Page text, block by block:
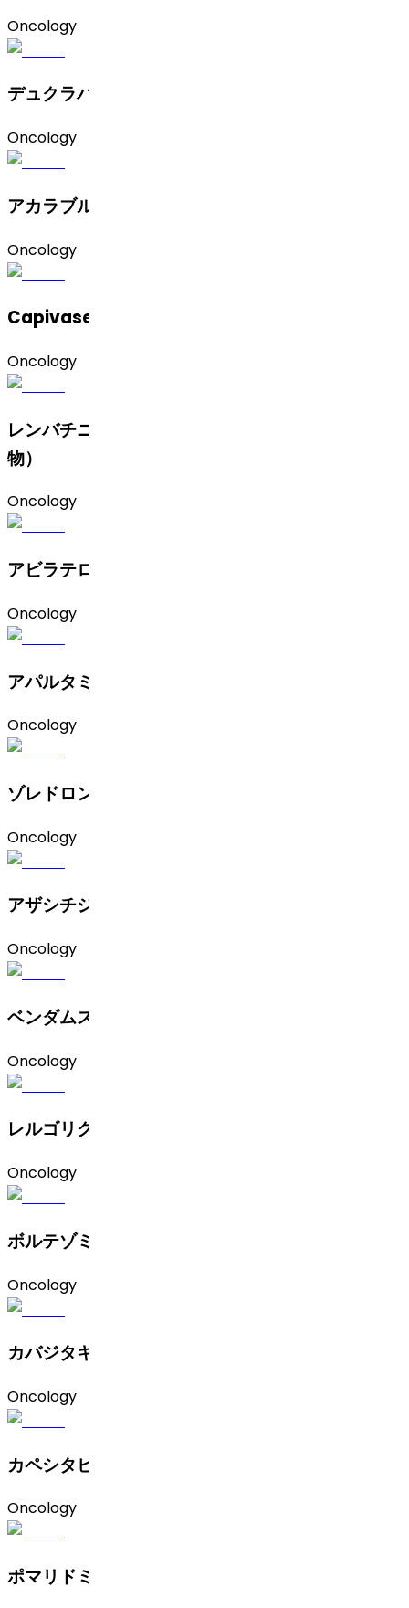
Oncology
デュクラバシチニブ
Oncology
アカラブルチニブ
Oncology
Capivasertib（卡帕塞替尼）
Oncology
レンバチニブメシ ル酸塩（C型およびMIBK溶媒和
物）
Oncology
アビラテロン酢酸エステル
Oncology
アパルタミド（非晶質およ びB型）
Oncology
ゾレドロン酸
Oncology
アザシチジン
Oncology
ベンダムスチン塩酸塩
Oncology
レルゴリクス
Oncology
ボルテゾミブ
Oncology
カバジタキセル
Oncology
カペシタビン
Oncology
ポマリドミド